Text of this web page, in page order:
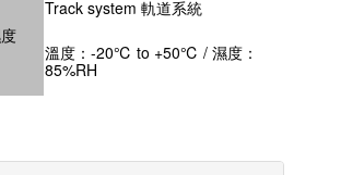
Track system 軌道系統
溫度：-20℃ to +50℃ / 濕度：
85%RH